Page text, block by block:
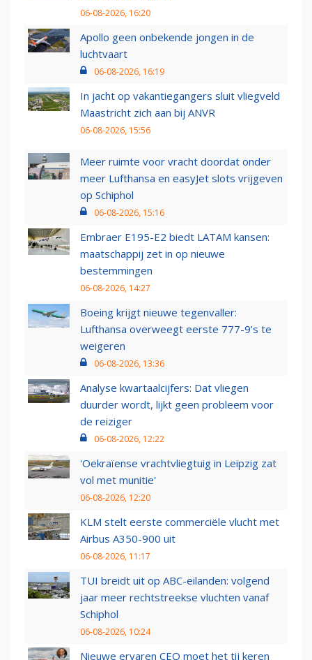
06-08-2026, 16:20
Apollo geen onbekende jongen in de
luchtvaart
06-08-2026, 16:19
In jacht op vakantiegangers sluit vliegveld
Maastricht zich aan bij ANVR
06-08-2026, 15:56
Meer ruimte voor vracht doordat onder
meer Lufthansa en easyJet slots vrijgeven
op Schiphol
06-08-2026, 15:16
Embraer E195-E2 biedt LATAM kansen:
maatschappij zet in op nieuwe
bestemmingen
06-08-2026, 14:27
Boeing krijgt nieuwe tegenvaller:
Lufthansa overweegt eerste 777-9’s te
weigeren
06-08-2026, 13:36
Analyse kwartaalcijfers: Dat vliegen
duurder wordt, lijkt geen probleem voor
de reiziger
06-08-2026, 12:22
'Oekraïense vrachtvliegtuig in Leipzig zat
vol met munitie'
06-08-2026, 12:20
KLM stelt eerste commerciële vlucht met
Airbus A350-900 uit
06-08-2026, 11:17
TUI breidt uit op ABC-eilanden: volgend
jaar meer rechtstreekse vluchten vanaf
Schiphol
06-08-2026, 10:24
Nieuwe ervaren CEO moet het tij keren